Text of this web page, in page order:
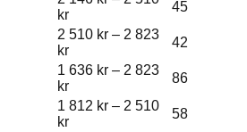
kr
45
2 510 kr – 2 823
kr
42
1 636 kr – 2 823
kr
86
1 812 kr – 2 510
kr
58